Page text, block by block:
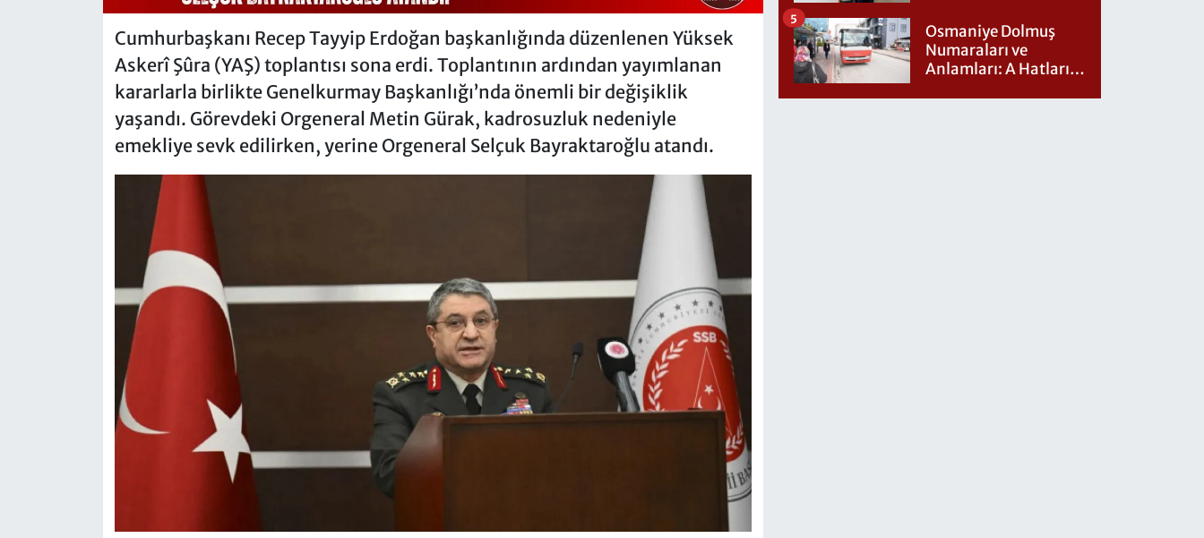
Cumhurbaşkanı Recep Tayyip Erdoğan başkanlığında düzenlenen Yüksek
Askerî Şûra (YAŞ) toplantısı sona erdi. Toplantının ardından yayımlanan
kararlarla birlikte Genelkurmay Başkanlığı’nda önemli bir değişiklik
yaşandı. Görevdeki Orgeneral Metin Gürak, kadrosuzluk nedeniyle
emekliye sevk edilirken, yerine Orgeneral Selçuk Bayraktaroğlu atandı.
Osmaniye Dolmuş
Numaraları ve
Anlamları: A Hatları
5